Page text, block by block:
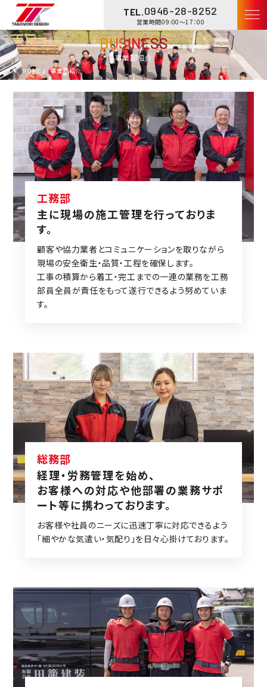
TEL. 0946-28-8252
営業時間09:00〜17：00
BUSINESS
事業部紹介
HOME 事業部紹介
工務部
主に現場の施工管理を行っておりま
す。
顧客や協力業者とコミュニケーションを取りながら
現場の安全衛生・品質・工程を確保します。
工事の積算から着工・完工までの一連の業務を工務
部員全員が責任をもって遂行できるよう努めていま
す。
総務部
経理・労務管理を始め、
お客様への対応や他部署の業務サポ
ート等に携わっております。
お客様や社員のニーズに迅速丁寧に対応できるよう
「細やかな気遣い・気配り」を日々心掛けております。